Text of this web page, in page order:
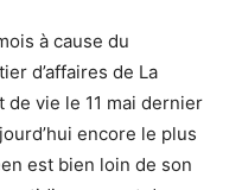
à cause du
d’affaires de La
vie le 11 mai dernier
encore le plus
est bien loin de son